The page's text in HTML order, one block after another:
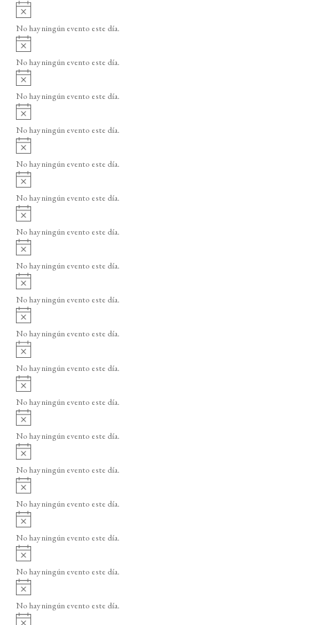
A
v
i
o
No hay ningún evento este día.
A
v
i
o
No hay ningún evento este día.
A
v
i
o
No hay ningún evento este día.
A
v
i
o
No hay ningún evento este día.
A
v
i
o
No hay ningún evento este día.
A
v
i
o
No hay ningún evento este día.
A
v
i
o
No hay ningún evento este día.
A
v
i
o
No hay ningún evento este día.
A
v
i
o
No hay ningún evento este día.
A
v
i
o
No hay ningún evento este día.
A
v
i
o
No hay ningún evento este día.
A
v
i
o
No hay ningún evento este día.
A
v
i
o
No hay ningún evento este día.
A
v
i
o
No hay ningún evento este día.
A
v
i
o
No hay ningún evento este día.
A
v
i
o
No hay ningún evento este día.
A
v
i
o
No hay ningún evento este día.
A
v
i
No hay ningún evento este día.
A